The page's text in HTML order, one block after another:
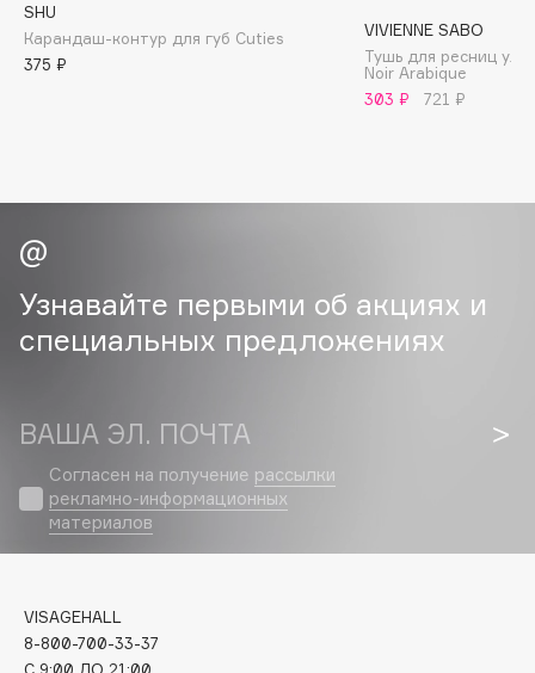
Bvlgari
by TERRY
Cadence
Capelli Dorati
Carbon Theory
Catrice
Celimax
Cettua
Chupa Chups
Clarins
Clarins Precious
SHU
Карандаш-контур для губ Cuties
375 ₽
VIVIENNE SABO
Тушь для ресниц
Noir Arabique
303 ₽
721 ₽
Узнавайте первыми об акциях и
специальных предложениях
ВАША ЭЛ. ПОЧТА
Согласен на получение рассылки
рекламно-информационных
материалов
VISAGEHALL
8-800-700-33-37
C 9:00 ДО 21:00